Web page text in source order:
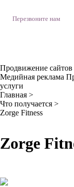
Перезвоните нам
Продвижение сайтов
Медийная реклама
услуги
Главная >
Что получается >
Zorge Fitness
Zorge